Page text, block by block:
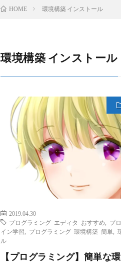
HOME 環境構築 インストール
環境構築 インストール
2019.04.30
プログラミング エディタ おすすめ
プ
イン学習
プログラミング 環境構築 簡単
ル
【プログラミング】簡単な